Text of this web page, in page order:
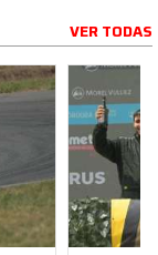
VER TODAS